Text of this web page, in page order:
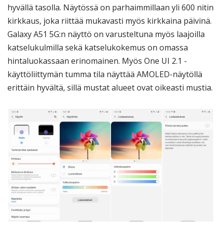
hyvällä tasolla. Näytössä on parhaimmillaan yli 600 nitin
kirkkaus, joka riittää mukavasti myös kirkkaina päivinä.
Galaxy A51 5G:n näyttö on varusteltuna myös laajoilla
katselukulmilla sekä katselukokemus on omassa
hintaluokassaan erinomainen. Myös One UI 2.1 -
käyttöliittymän tumma tila näyttää AMOLED-näytöllä
erittäin hyvältä, sillä mustat alueet ovat oikeasti mustia.